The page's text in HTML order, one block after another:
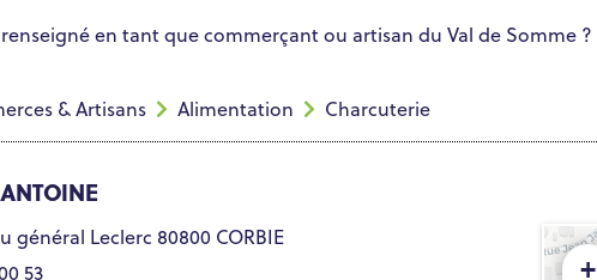
en tant que commerçant ou artisan du Val de Somme ?
& Artisans Alimentation Charcuterie
général Leclerc 80800 CORBIE
53
+